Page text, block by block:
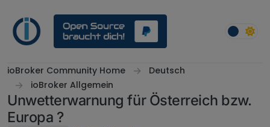
ioBroker Community Home
Deutsch
ioBroker Allgemein
Unwetterwarnung für Österreich bzw.
Europa ?